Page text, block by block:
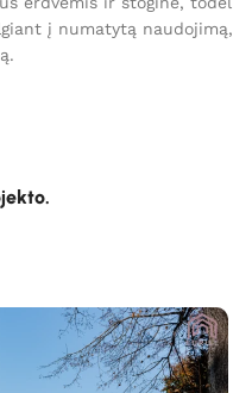
į numatytą naudojimą,